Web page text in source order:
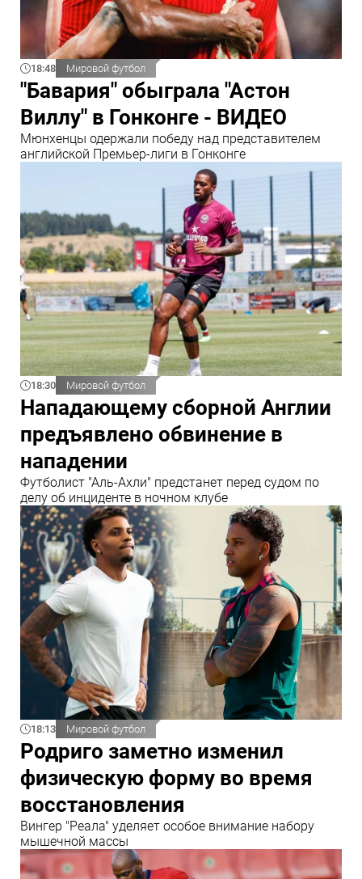
18:48 Мировой футбол
"Бавария" обыграла "Астон
Виллу" в Гонконге - ВИДЕО
Мюнхенцы одержали победу над представителем
английской Премьер-лиги в Гонконге
18:30 Мировой футбол
Нападающему сборной Англии
предъявлено обвинение в
нападении
Футболист "Аль-Ахли" предстанет перед судом по
делу об инциденте в ночном клубе
18:13 Мировой футбол
Родриго заметно изменил
физическую форму во время
восстановления
Вингер "Реала" уделяет особое внимание набору
мышечной массы